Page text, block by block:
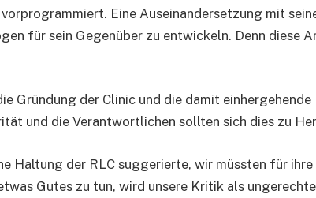
Eine Auseinandersetzung mit
für sein Gegenüber zu entwickeln. Denn diese
Gründung der Clinic und die damit
und die Verantwortlichen sollten sich dies zu
Haltung der RLC suggerierte, wir müssten für
Gutes zu tun, wird unsere Kritik als